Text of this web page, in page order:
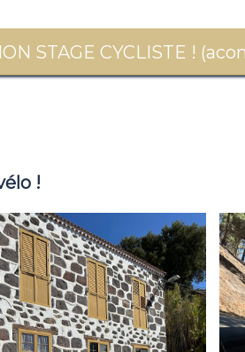
STAGE CYCLISTE !
!